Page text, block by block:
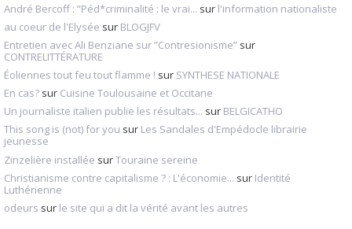
André Bercoff : ”Péd*criminalité : le vrai... sur l'information nationaliste
au coeur de l'Elysée sur BLOGJFV
Entretien avec Ali Benziane sur ”Contresionisme” sur
CONTRELITTÉRATURE
Éoliennes tout feu tout flamme ! sur SYNTHESE NATIONALE
En cas? sur Cuisine Toulousaine et Occitane
Un journaliste italien publie les résultats... sur BELGICATHO
This song is (not) for you sur Les Sandales d'Empédocle librairie
jeunesse
Zinzelière installée surTouraine sereine
Christianisme contre capitalisme ? : L'économie... sur Identité
Luthérienne
odeurs sur le site qui a dit la vérité avant les autres